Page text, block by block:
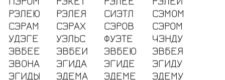
РЭЛЕЮ
РЭЛЕЯ СИЭТЛ
СЭМОМ
СЭРАМ
СЭРАХ СЭРОВ
СЭРОМ
УДЭГЕ
УЭЛЬС ФУЭТЕ
ЧЭНДУ
ЭВБЕЕ
ЭВБЕИ ЭВБЕЮ
ЭВБЕЯ
ЭВОНА
ЭГИДА ЭГИДЕ
ЭГИДУ
ЭГИДЫ
ЭДЕМА ЭДЕМЕ
ЭДЕМУ